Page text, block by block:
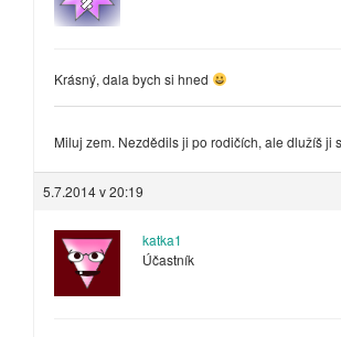
Krásný, dala bych si hned
Miluj zem. Nezdědils ji po rodičích, ale dlužíš ji
5.7.2014 v 20:19
katka1
Účastník